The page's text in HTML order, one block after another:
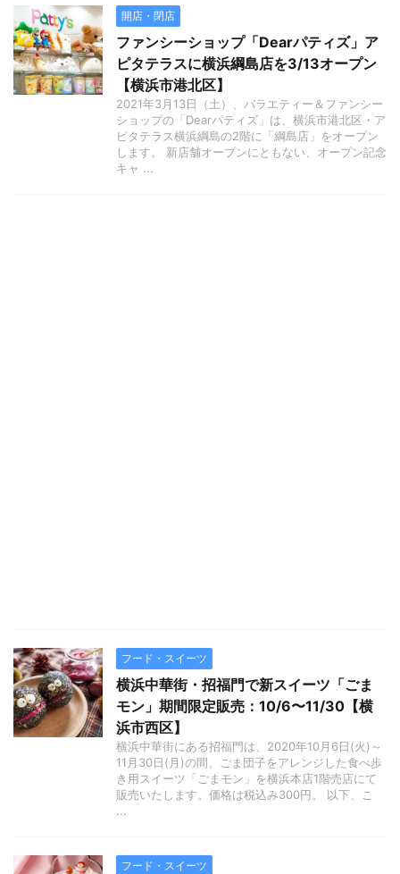
開店・閉店
ファンシーショップ「Dearパティズ」ア
ピタテラスに横浜綱島店を3/13オープン
【横浜市港北区】
2021年3月13日（土）、バラエティー＆ファンシー
ショップの「Dearパティズ」は、横浜市港北区・ア
ピタテラス横浜綱島の2階に「綱島店」をオープン
します。 新店舗オープンにともない、オープン記念
キャ ...
フード・スイーツ
横浜中華街・招福門で新スイーツ「ごま
モン」期間限定販売：10/6〜11/30【横
浜市西区】
横浜中華街にある招福門は、2020年10月6日(火)～
11月30日(月)の間、ごま団子をアレンジした食べ歩
き用スイーツ「ごまモン」を横浜本店1階売店にて
販売いたします。価格は税込み300円。 以下、こ
...
フード・スイーツ